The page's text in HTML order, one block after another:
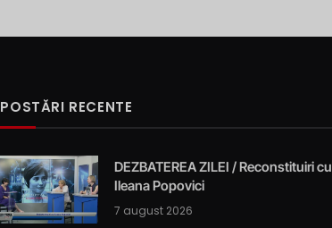
POSTĂRI RECENTE
DEZBATEREA ZILEI / Reconstituiri cu
Ileana Popovici
7 august 2026